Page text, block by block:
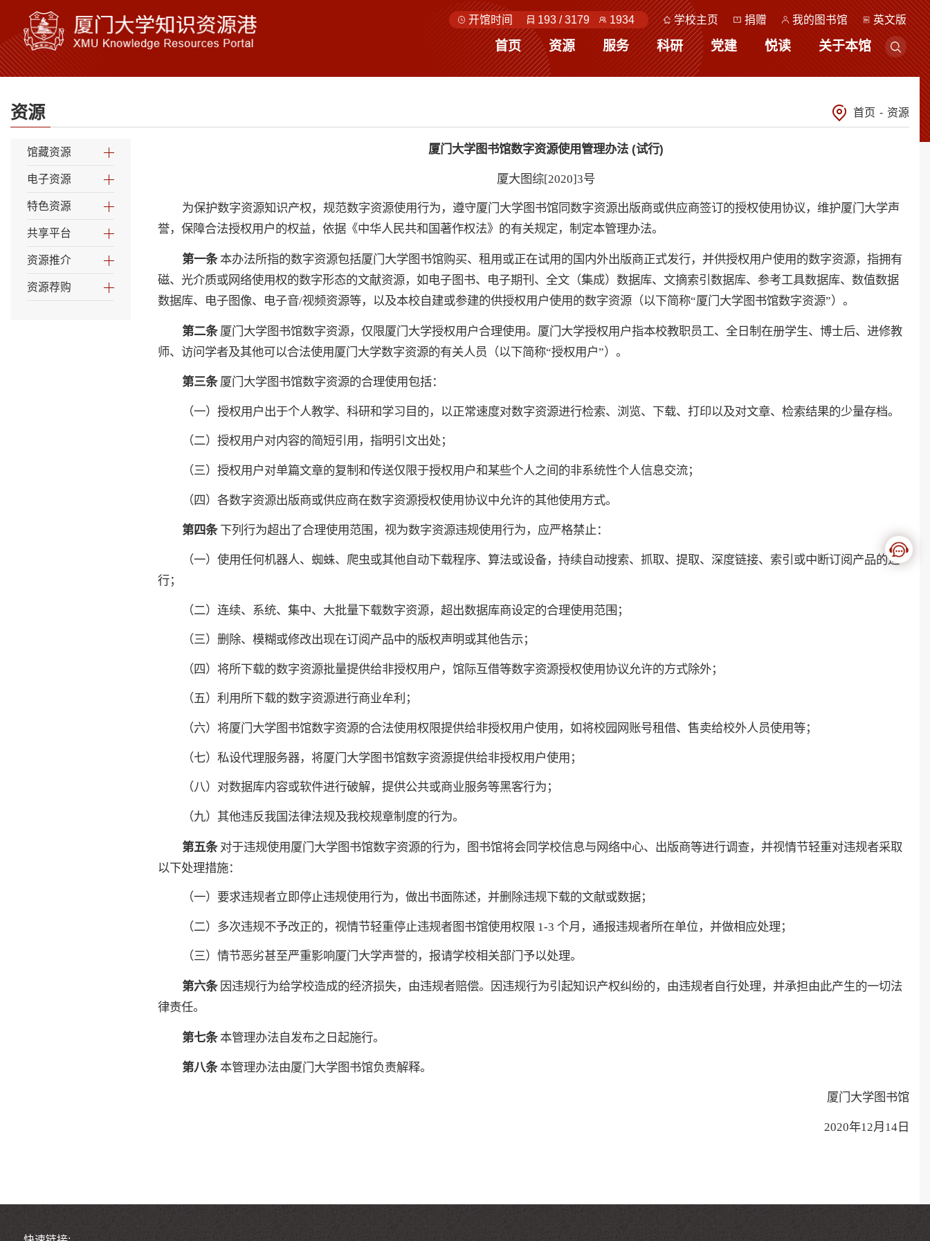
开馆时间 193 /3179 1934 学校主页 捐赠 我的图书馆 英文版
首页 资源 服务 科研 党建 悦读 关于本馆
资源 首页 - 资源
馆藏资源
电子资源
特色资源
共享平台
资源推介
资源荐购
厦门大学图书馆数字资源使用管理办法 (试行)
厦大图综[2020]3号
为保护数字资源知识产权，规范数字资源使用行为，遵守厦门大学图书馆同数字资源出版商或供应商签订的授权使用协议，维护厦门大学声
誉，保障合法授权用户的权益，依据《中华人民共和国著作权法》的有关规定，制定本管理办法。
第一条本办法所指的数字资源包括厦门大学图书馆购买、租用或正在试用的国内外出版商正式发行，并供授权用户使用的数字资源，指拥有
磁、光介质或网络使用权的数字形态的文献资源，如电子图书、电子期刊、全文（集成）数据库、文摘索引数据库、参考工具数据库、数值数据
数据库、电子图像、电子音/视频资源等，以及本校自建或参建的供授权用户使用的数字资源（以下简称“厦门大学图书馆数字资源”）。
第二条厦门大学图书馆数字资源，仅限厦门大学授权用户合理使用。厦门大学授权用户指本校教职员工、全日制在册学生、博士后、进修教
师、访问学者及其他可以合法使用厦门大学数字资源的有关人员（以下简称“授权用户”）。
第三条厦门大学图书馆数字资源的合理使用包括：
（一）授权用户出于个人教学、科研和学习目的，以正常速度对数字资源进行检索、浏览、下载、打印以及对文章、检索结果的少量存档。
（二）授权用户对内容的简短引用，指明引文出处；
（三）授权用户对单篇文章的复制和传送仅限于授权用户和某些个人之间的非系统性个人信息交流；
（四）各数字资源出版商或供应商在数字资源授权使用协议中允许的其他使用方式。
第四条下列行为超出了合理使用范围，视为数字资源违规使用行为，应严格禁止：
（一）使用任何机器人、蜘蛛、爬虫或其他自动下载程序、算法或设备，持续自动搜索、抓取、提取、深度链接、索引或中断订阅产品的运
行；
（二）连续、系统、集中、大批量下载数字资源，超出数据库商设定的合理使用范围；
（三）删除、模糊或修改出现在订阅产品中的版权声明或其他告示；
（四）将所下载的数字资源批量提供给非授权用户，馆际互借等数字资源授权使用协议允许的方式除外；
（五）利用所下载的数字资源进行商业牟利；
（六）将厦门大学图书馆数字资源的合法使用权限提供给非授权用户使用，如将校园网账号租借、售卖给校外人员使用等；
（七）私设代理服务器，将厦门大学图书馆数字资源提供给非授权用户使用；
（八）对数据库内容或软件进行破解，提供公共或商业服务等黑客行为；
（九）其他违反我国法律法规及我校规章制度的行为。
第五条对于违规使用厦门大学图书馆数字资源的行为，图书馆将会同学校信息与网络中心、出版商等进行调查，并视情节轻重对违规者采取
以下处理措施：
（一）要求违规者立即停止违规使用行为，做出书面陈述，并删除违规下载的文献或数据；
（二）多次违规不予改正的，视情节轻重停止违规者图书馆使用权限 1-3 个月，通报违规者所在单位，并做相应处理；
（三）情节恶劣甚至严重影响厦门大学声誉的，报请学校相关部门予以处理。
第六条因违规行为给学校造成的经济损失，由违规者赔偿。因违规行为引起知识产权纠纷的，由违规者自行处理，并承担由此产生的一切法
律责任。
第七条本管理办法自发布之日起施行。
第八条本管理办法由厦门大学图书馆负责解释。
厦门大学图书馆
2020年12月14日